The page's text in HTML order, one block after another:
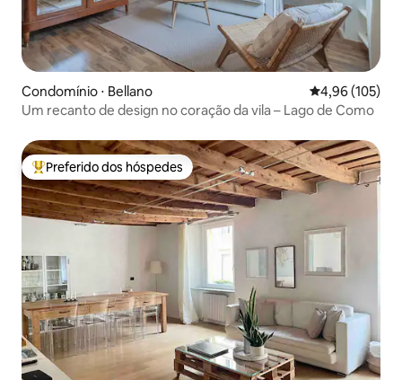
Condomínio ⋅ Bellano 4,96 de uma
4,96 (105)
Um recanto de design no coração da vila – Lago de Como
Entre os melhores preferidos dos hóspedes
Preferido dos hóspedes